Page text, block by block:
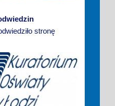
stronę